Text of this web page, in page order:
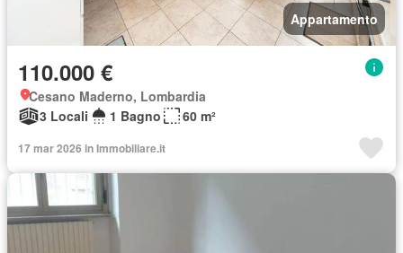
Appartamento
110.000 €
Cesano Maderno, Lombardia
3 Locali
1 Bagno 60 m²
17 mar 2026 in Immobiliare.it